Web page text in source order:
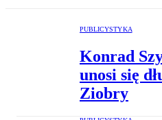
PUBLICYSTYKA
Konrad
unosi się
Ziobry